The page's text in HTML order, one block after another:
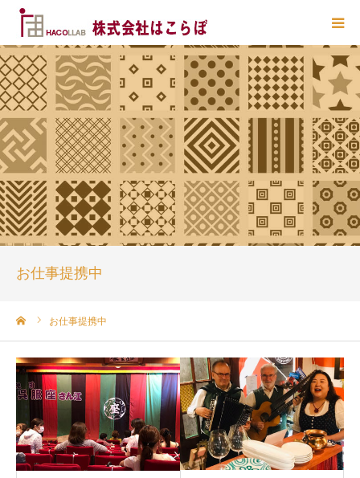
お仕事提携中
お仕事提携中
HOME
はこらぼ とは？
業務一覧
主要提携先